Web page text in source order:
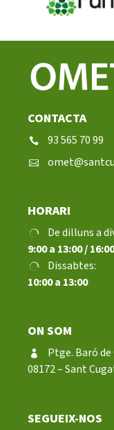
CONTACTA
93 565 70 99
HORARI
De dilluns a
9:00 a 13:00 /
Dissabtes:
10:00 a 13:00
ON SOM
Ptge. Baró
08172 – Sant
SEGUEIX-NOS
Treballa amb nosaltres